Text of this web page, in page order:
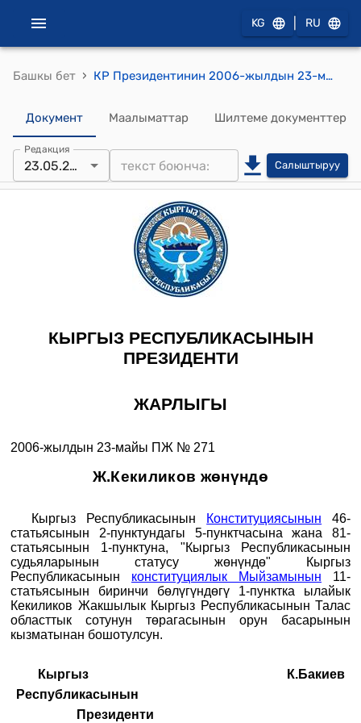
KG RU
Башкы бет › КР Президентинин 2006-жылдын 23-майындагы ПЖ № 271 "Ж.Кекиликов жөнүндө" Жарлыгы
Документ Маалыматтар Шилтеме документтер
Редакция
23.05.2006 Салыштыруу